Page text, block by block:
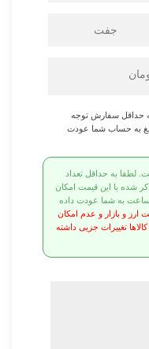
جفت
حداقل سفارش توجه
به حساب شما عودت
لطفا به حداقل تعداد
شده با این قیمت امکان
نبوده و وجه پرداختی شما بعد از 72 ساعت به شما عودت داده
ارز و بازار و عدم امکان
تغییرات جزیی داشته